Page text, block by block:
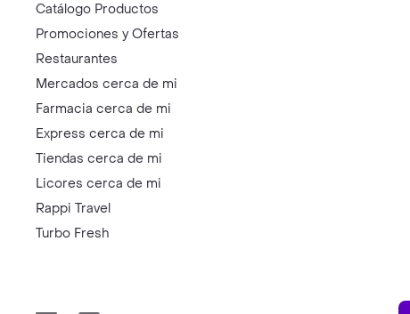
Catálogo Productos
Promociones y Ofertas
Restaurantes
Mercados cerca de mi
Farmacia cerca de mi
Express cerca de mi
Tiendas cerca de mi
Licores cerca de mi
Rappi Travel
Turbo Fresh